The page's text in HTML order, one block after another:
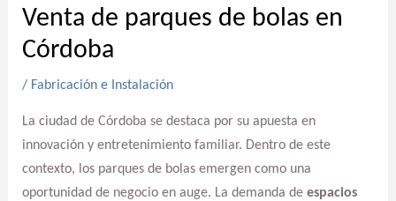
Venta de parques de bolas en
Córdoba
/ Fabricación e Instalación
La ciudad de Córdoba se destaca por su apuesta en
innovación y entretenimiento familiar. Dentro de este
contexto, los parques de bolas emergen como una
oportunidad de negocio en auge. La demanda de espacios